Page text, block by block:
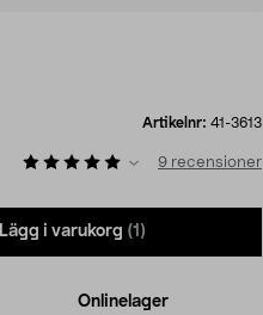
Artikelnr: 41-3613
9 recensioner
Lägg i varukorg (1)
Onlinelager